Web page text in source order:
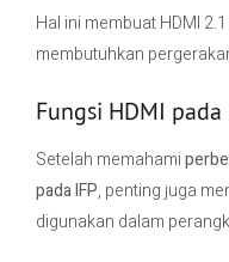
Hal ini membuat HDMI
membutuhkan
Fungsi HDMI
Setelah memahami
pada IFP, penting juga
digunakan dalam